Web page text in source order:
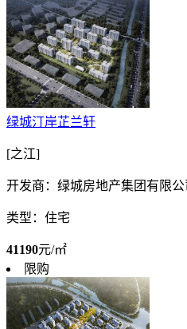
绿城汀岸芷兰轩
[之江]
开发商：绿城房地产集团有限公
类型：住宅
41190元/㎡
限购